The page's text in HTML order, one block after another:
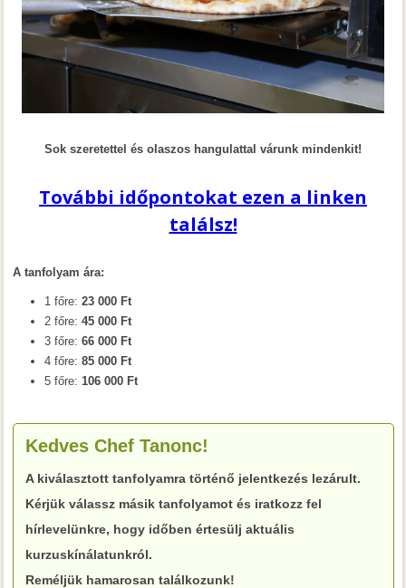
Sok szeretettel és olaszos hangulattal várunk mindenkit!
További időpontokat ezen a linken
találsz!
A tanfolyam ára:
1 főre:23 000 Ft
2 főre:45 000 Ft
3 főre:66 000 Ft
4 főre:85 000 Ft
5 főre:106 000 Ft
Kedves Chef Tanonc!
A kiválasztott tanfolyamra történő jelentkezés lezárult.
Kérjük válassz másik tanfolyamot és iratkozz fel
hírlevelünkre, hogy időben értesülj aktuális
kurzuskínálatunkról.
Reméljük hamarosan találkozunk!